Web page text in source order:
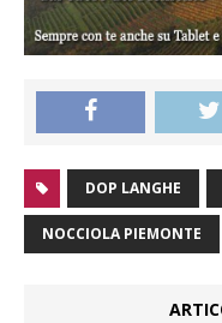
DOP LANGHE
NOCCIOLA PIEMONTE